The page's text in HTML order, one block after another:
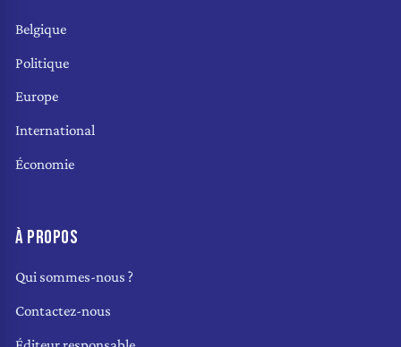
Belgique
Politique
Europe
International
Économie
À PROPOS
Qui sommes-nous ?
Contactez-nous